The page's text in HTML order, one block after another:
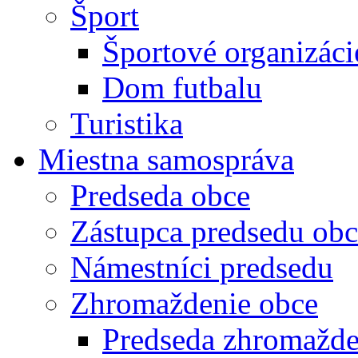
Šport
Športové
Dom futbalu
Turistika
Miestna samospráva
Predseda obce
Zástupca predsedu
Námestníci predsedu
Zhromaždenie obce
Predseda